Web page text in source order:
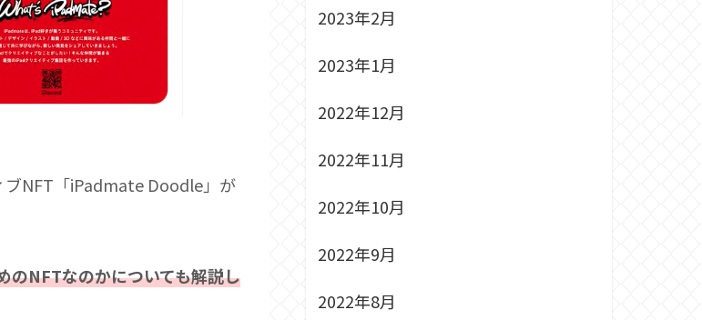
ブNFT「iPadmate Doodle」が
NFTなのかについても解説し
2023年2月
2023年1月
2022年12月
2022年11月
2022年10月
2022年9月
2022年8月